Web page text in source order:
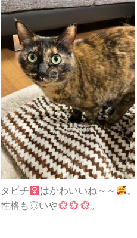
タビチ はかわいいね～～
。
性格も◎いや
。